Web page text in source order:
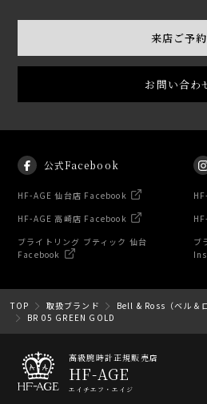
来店ご予約
お問い合わ
公式Facebook
HF-AGE 仙台店 Facebook
HF-AGE 高崎店 Facebook
ブライトリング ブティック 仙台
Facebook
ブ
TOP 取扱ブランド Bell & Ross（ベル＆ロ
BR 05 GREEN GOLD
高級腕時計正規販売店
HF-AGE
エイチエフ・エイジ